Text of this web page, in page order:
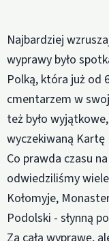
Najbardziej
wyprawy było
Polką, która już od
cmentarzem w
też było
wyczekiwaną Kartę
Co prawda czasu
odwiedziliśmy
Kołomyje,
Podolski - słynną